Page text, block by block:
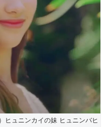
ヒュニンカイの妹 ヒュニンバヒ